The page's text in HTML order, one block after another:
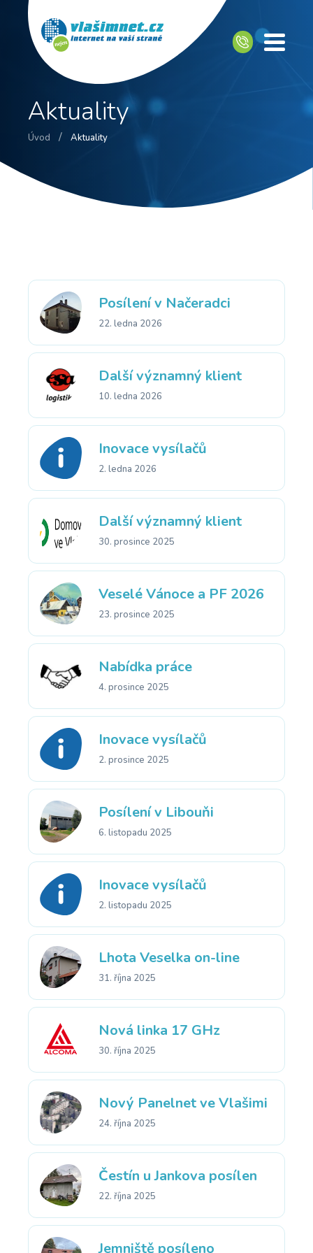
Aktuality
Úvod / Aktuality
Posílení v Načeradci
22. ledna 2026
Další významný klient
10. ledna 2026
Inovace vysílačů
2. ledna 2026
Další významný klient
30. prosince 2025
Veselé Vánoce a PF 2026
23. prosince 2025
Nabídka práce
4. prosince 2025
Inovace vysílačů
2. prosince 2025
Posílení v Libouňi
6. listopadu 2025
Inovace vysílačů
2. listopadu 2025
Lhota Veselka on-line
31. října 2025
Nová linka 17 GHz
30. října 2025
Nový Panelnet ve Vlašimi
24. října 2025
Čestín u Jankova posílen
22. října 2025
Jemniště posíleno